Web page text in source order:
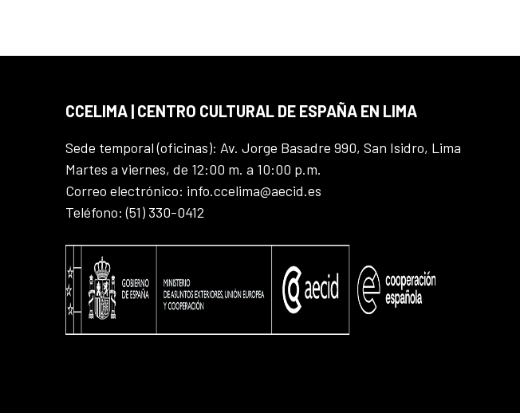
CCELIMA | CENTRO CULTURAL DE ESPAÑA EN LIMA
Sede temporal (oficinas): Av. Jorge Basadre 990, San Isidro, Lima
Martes a viernes, de 12:00 m. a 10:00 p.m.
Correo electrónico: info.ccelima@aecid.es
Teléfono: (51) 330-0412